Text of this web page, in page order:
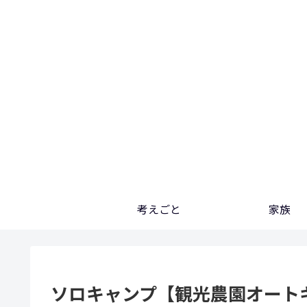
考えごと 家族
ソロキャンプ【観光農園オー